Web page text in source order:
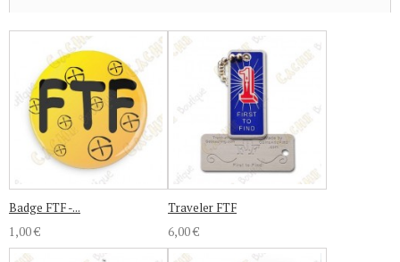
Badge FTF -...
1,00 €
Traveler FTF
6,00 €